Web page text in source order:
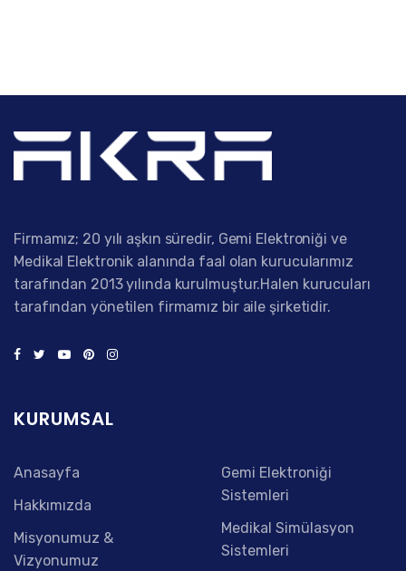
Firmamız; 20 yılı aşkın süredir, Gemi Elektroniği ve
Medikal Elektronik alanında faal olan kurucularımız
tarafından 2013 yılında kurulmuştur.Halen kurucuları
tarafından yönetilen firmamız bir aile şirketidir.
KURUMSAL
Anasayfa
Hakkımızda
Misyonumuz &
Vizyonumuz
Gemi Elektroniği
Sistemleri
Medikal Simülasyon
Sistemleri